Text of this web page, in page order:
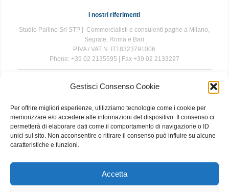
Gestisci Consenso Cookie
Per offrire migliori esperienze, utilizziamo tecnologie come i cookie per
memorizzare e/o accedere alle informazioni del dispositivo. Il consenso ci
permetterà di elaborare dati come il comportamento di navigazione o ID
unici sul sito. Non acconsentire o ritirare il consenso può influire su alcune
caratteristiche e funzioni.
Accetta
I nostri riferimenti
Studio Pallino Srl STP | Commercialisti e consulenti paghe a Milano,
Segrate, Roma e Bari
P.IVA / VAT N. IT18323791006
Phone: +39 02 2135595 | Fax +39 02 2133227
The information contained in this website is for general information
while we endeavour to keep the information up to date and correct, we
make no representations or warranties of any kind, express or implied,
about the completeness, accuracy, reliability, suitability or availability
with respect to the website or the information, products, services, or
related graphics contained on the website for any purpose. Any